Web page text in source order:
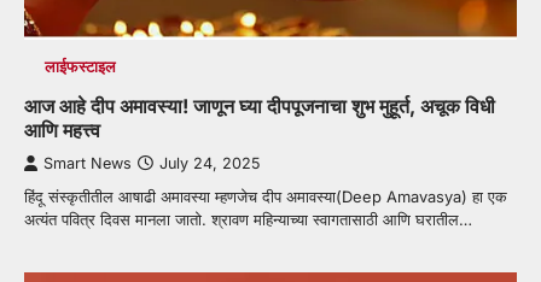
लाईफस्टाइल
आज आहे दीप अमावस्या! जाणून घ्या दीपपूजनाचा शुभ मुहूर्त, अचूक विधी
आणि महत्त्व
Smart News July 24, 2025
हिंदू संस्कृतीतील आषाढी अमावस्या म्हणजेच दीप अमावस्या(Deep Amavasya) हा एक
अत्यंत पवित्र दिवस मानला जातो. श्रावण महिन्याच्या स्वागतासाठी आणि घरातील…